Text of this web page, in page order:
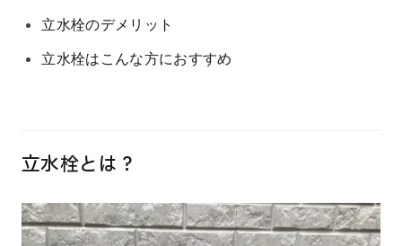
立水栓のデメリット
立水栓はこんな方におすすめ
立水栓とは？